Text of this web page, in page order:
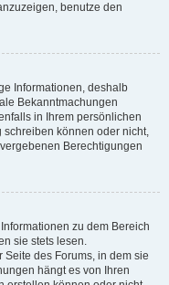
benutze den
Informationen, deshalb
Bekanntmachungen
in Ihrem persönlichen
schreiben können oder nicht,
Berechtigungen
zu dem Bereich
sie stets lesen.
des Forums, in dem sie
hängt es von Ihren